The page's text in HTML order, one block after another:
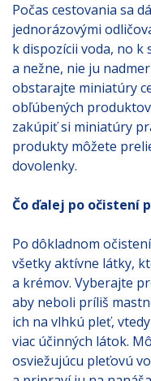
Počas cestovania sa
jednorázovými
k dispozícii voda, no k
a nežne, nie ju
obstarajte miniatúry
obľúbených
zakúpiť si miniatúry
produkty môžete
dovolenky.
Čo ďalej po očistení
Po dôkladnom
všetky aktívne látky,
a krémov. Vyberajte
aby neboli príliš
ich na vlhkú pleť,
viac účinných látok.
osviežujúcu pleťovú